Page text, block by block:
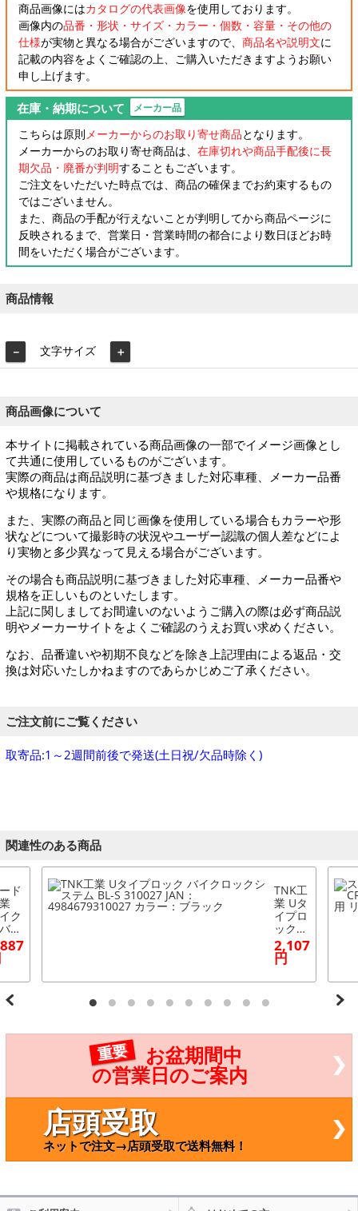
商品画像にはカタログの代表画像を使用しております。
画像内の品番・形状・サイズ・カラー・個数・容量・その他の
仕様が実物と異なる場合がございますので、 商品名や説明文に
記載の内容をよくご確認の上、ご購入いただきますようお願い
申し上げます。
在庫・納期について メーカー品
こちらは原則メーカーからのお取り寄せ商品となります。
メーカーからのお取り寄せ商品は、 在庫切れや商品手配後に長
期欠品・廃番が判明することもございます。
ご注文をいただいた時点では、商品の確保までお約束するもの
ではございません。
また、商品の手配が行えないことが判明してから商品ページに
反映されるまで、営業日・営業時間の都合により数日ほどお時
間をいただく場合がございます。
商品情報
－ 文字サイズ ＋
商品画像について
本サイトに掲載されている商品画像の一部でイメージ画像とし
て共通に使用しているものがございます。
実際の商品は商品説明に基づきました対応車種、メーカー品番
や規格になります。
また、実際の商品と同じ画像を使用している場合もカラーや形
状などについて撮影時の状況やユーザー認識の個人差などによ
り実物と多少異なって見える場合がございます。
その場合も商品説明に基づきました対応車種、メーカー品番や
規格を正しいものといたします。
上記に関しましてお間違いのないようご購入の際は必ず商品説
明やメーカーサイトをよくご確認のうえお買い求めください。
なお、品番違いや初期不良などを除き上記理由による返品・交
換は対応いたしかねますのであらかじめご了承ください。
ご注文前にご覧ください
取寄品:1～2週間前後で発送(土日祝/欠品時除く)
関連性のある商品
ド
ク
ー
バ
B
TNK工
業 Uタ
イプロ
ック
バイク
ロック
システ
ム BL-
84679
2,107
円
重要
お盆期間中
の営業日のご案内
店頭受取
ネットで注文→店頭受取で送料無料！